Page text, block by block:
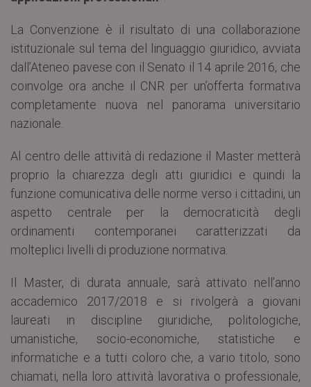
La Convenzione è il risultato di una collaborazione
istituzionale sul tema del linguaggio giuridico, avviata
dall’Ateneo pavese con il Senato il 14 aprile 2016, che
coinvolge ora anche il CNR per un’offerta formativa
completamente nuova nel panorama universitario
nazionale.
Al centro delle attività di redazione il Master metterà
proprio la chiarezza degli atti giuridici e quindi la
funzione comunicativa delle norme verso i cittadini, un
aspetto centrale per la democraticità degli
ordinamenti contemporanei caratterizzati da
molteplici livelli di produzione normativa.
Il Master, di durata annuale, sarà attivato nell’anno
accademico 2017/2018 e si rivolgerà a giovani
laureati in discipline giuridiche, politologiche,
umanistiche, socio-economiche, statistiche e
informatiche e a tutti coloro che, a vario titolo, sono
chiamati, nella loro attività lavorativa o professionale,